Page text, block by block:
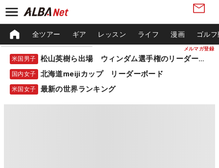
メルマガ登録
全ツアー ギア レッスン ライフ 漫画 ゴル
米国男子 松山英樹ら出場 ウィンダム選手権のリーダーボード
国内女子 北海道meijiカップ リーダーボード
米国女子 最新の世界ランキング